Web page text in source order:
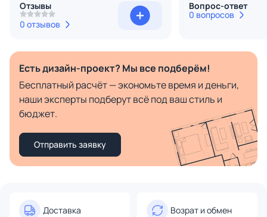
Отзывы
0 отзывов
Вопрос-ответ
0 вопросов
Есть дизайн-проект? Мы все подберём!
Бесплатный расчёт — экономьте время и деньги,
наши эксперты подберут всё под ваш стиль и
бюджет.
Отправить заявку
Доставка Возрат и обмен